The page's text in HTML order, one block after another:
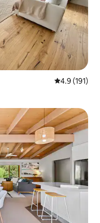
5 ರಲ್ಲಿ 4.9
4.9 (191)